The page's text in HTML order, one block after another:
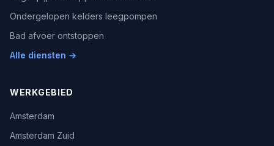
Ondergelopen kelders leegpompen
Bad afvoer ontstoppen
Alle diensten →
WERKGEBIED
Amsterdam
Amsterdam Zuid